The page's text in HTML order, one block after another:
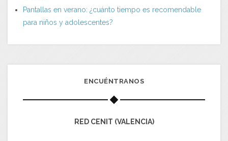
Pantallas en verano: ¿cuánto tiempo es recomendable
para niños y adolescentes?
ENCUÉNTRANOS
RED CENIT (VALENCIA)